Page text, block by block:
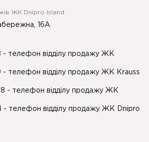
ЖК Dnipro Island
16А
- телефон відділу продажу ЖК
- телефон відділу продажу ЖК Krauss
- телефон відділу продажу ЖК
- телефон відділу продажу ЖК Dnipro